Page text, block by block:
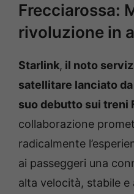
Frecciarossa:
rivoluzione in
Starlink, il noto
satellitare lanciato
suo debutto sui treni
collaborazione
radicalmente
ai passeggeri una
alta velocità, stabile